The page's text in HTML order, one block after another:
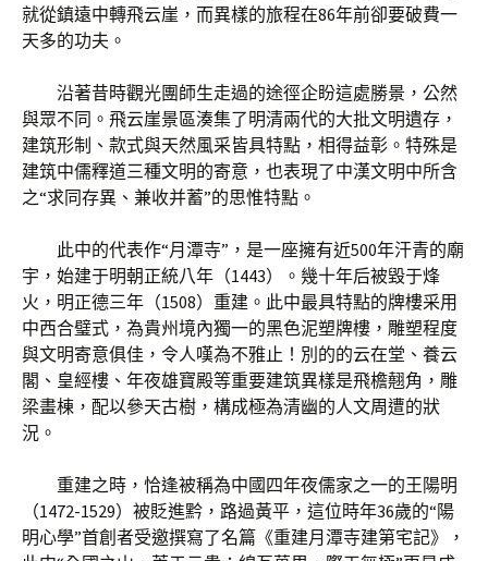
就從鎮遠中轉飛云崖，而異樣的旅程在86年前卻要破費一
天多的功夫。
沿著昔時觀光團師生走過的途徑企盼這處勝景，公然
與眾不同。飛云崖景區湊集了明清兩代的大批文明遺存，
建筑形制、款式與天然風采皆具特點，相得益彰。特殊是
建筑中儒釋道三種文明的寄意，也表現了中漢文明中所含
之“求同存異、兼收并蓄”的思惟特點。
此中的代表作“月潭寺”，是一座擁有近500年汗青的廟
宇，始建于明朝正統八年（1443）。幾十年后被毀于烽
火，明正德三年（1508）重建。此中最具特點的牌樓采用
中西合璧式，為貴州境內獨一的黑色泥塑牌樓，雕塑程度
與文明寄意俱佳，令人嘆為不雅止！別的的云在堂、養云
閣、皇經樓、年夜雄寶殿等重要建筑異樣是飛檐翹角，雕
梁畫棟，配以參天古樹，構成極為清幽的人文周遭的狀
況。
重建之時，恰逢被稱為中國四年夜儒家之一的王陽明
（1472-1529）被貶進黔，路過黃平，這位時年36歲的“陽
明心學”首創者受邀撰寫了名篇《重建月潭寺建第宅記》，